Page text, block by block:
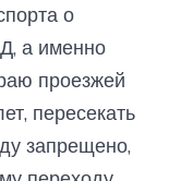
о
а именно
проезжей
пересекать
запрещено,